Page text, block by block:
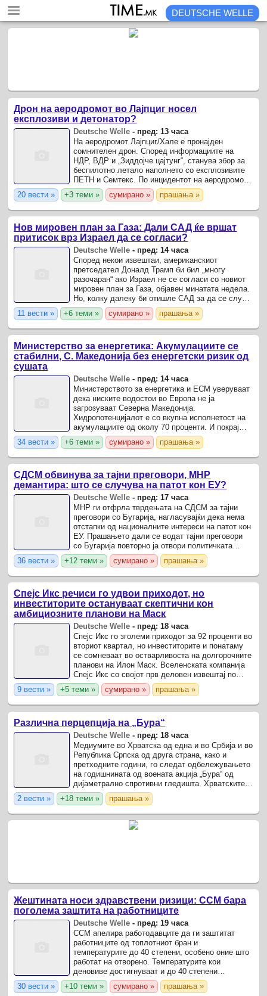
DEUTSCHE WELLE
Дрон на аеродромот во Лајпциг носел
експлозиви и детонатор?
Deutsche Welle - пред: 13 часа
На аеродромот Лајпциг/Хале е пронајден
сомнителен дрон. Според информациите на
НДР, ВДР и „Зиддојче цајтунг“, станува збор за
беспилотно летало наполнето со експлозивите
ПЕТН и Семтекс. По инцидентот на аеродромот
Лајпциг/Хале во текот на изминатата ноќ (4/5.08),
стануваат ...
20 вести » +3 теми » сумирано » прашања »
Нов мировен план за Газа: Дали САД ќе вршат
притисок врз Израел да се согласи?
Deutsche Welle - пред: 14 часа
Според некои извештаи, американскиот
претседател Доналд Трамп би бил „многу
разочаран“ ако Израел не се согласи со новиот
мировен план за Газа, објавен минатата недела.
Но, колку далеку би отишле САД за да се случи
тоа? Американскиот претседател го нарече
„историски пробив“.
11 вести » +6 теми » сумирано » прашања »
Министерство за енергетика: Акумулациите се
стабилни, С. Македонија без енергетски ризик од
сушата
Deutsche Welle - пред: 14 часа
Министерството за енергетика и ЕСМ уверуваат
дека ниските водостои во Европа не ја
загрозуваат Северна Македонија.
Хидропотенцијалот е со вкупна исполнетост на
акумулациите од околу 70 проценти. И покрај
рекордно нискиот водостој на Дунав и
проблемите што ги создава домашниот ...
34 вести » +6 теми » сумирано » прашања »
СДСМ обвинува за тајни преговори, МНР
демантира: што се случува на патот кон ЕУ?
Deutsche Welle - пред: 17 часа
МНР ги отфрла тврдењата на СДСМ за тајни
преговори со Бугарија, нагласувајќи дека нема
отстапки од националните интереси на патот кон
ЕУ. Прашањето дали се водат тајни преговори
со Бугарија повторно ја отвори политичката
дебата за евроинтеграциите и позициите на
Владата во однос ...
36 вести » +12 теми » сумирано » прашања »
Спејс Икс речиси го удвои приходот, но
инвеститорите остануваат скептични кон
амбициозните планови на Маск
Deutsche Welle - пред: 18 часа
Спејс Икс го зголеми приходот за 92 проценти во
вториот квартал, но инвеститорите и понатаму
се сомневаат во остварливоста на долгорочните
планови на Илон Маск. Вселенската компанија
Спејс Икс со својот прв деловен извештај по
рекордното излегување на берза во јуни ги
надмина ...
9 вести » +5 теми » сумирано » прашања »
Различна перцепција на „Бура“
Deutsche Welle - пред: 18 часа
Медиумите во Хрватска од една и во Србија и во
Република Српска од друга страна, како и
претходните години, го следат одбележувањето
на годишнината од воената акција „Бура“ од
дијаметрално спротивни гледишта. Хрватските
медиуми годишнината ја следат како државен
празник: се ...
2 вести » +18 теми » прашања »
Жештината носи здравствени ризици: ССМ бара
поголема заштита на работниците
Deutsche Welle - пред: 19 часа
ССМ апелира работодавците да ги заштитат
работниците од топлотниот бран и
температурите до 40 степени, особено оние што
работат на отворено. Температурите кои
деновиве достигнуваат и до 40 степени
Целзиусови ги засилија на здравјето на
граѓаните.
30 вести » +10 теми » сумирано » прашања »